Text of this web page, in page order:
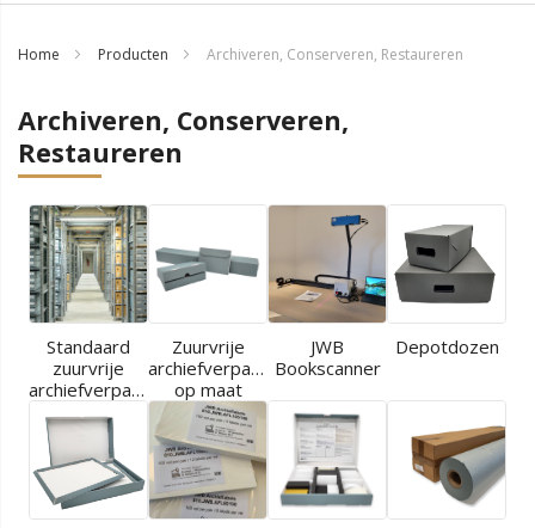
Home Producten Archiveren, Conserveren, Restaureren
Archiveren, Conserveren,
Restaureren
Standaard
zuurvrije
archiefverpakkingen
Zuurvrije
archiefverpakkingen
op maat
JWB
Bookscanner
Depotdozen